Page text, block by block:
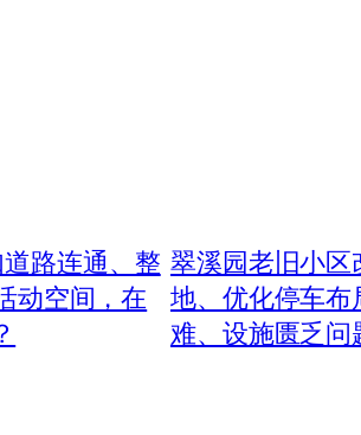
路连通、整
动空间，在
翠溪园老旧小
地、优化停车
难、设施匮乏问